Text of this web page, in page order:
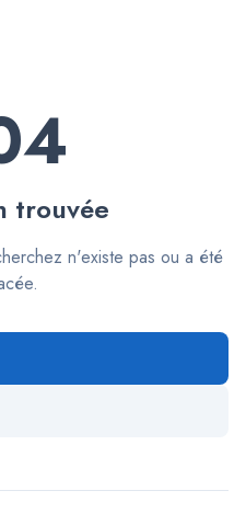
trouvée
n'existe pas ou a été